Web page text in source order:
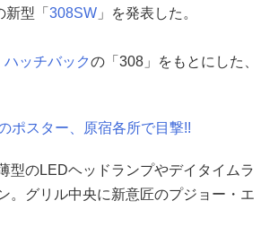
新型「 308SW 」を発表した。
ハッチバックの「308」をもとにした、
ポスター、原宿各所で目撃!!
型のLEDヘッドランプやデイタイムラ
。グリル中央に新意匠のプジョー・エ